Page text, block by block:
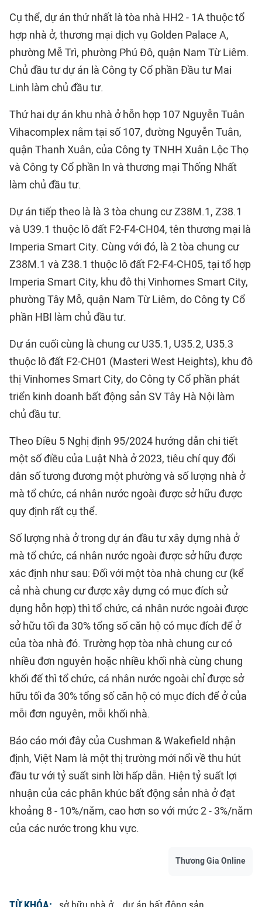
Cụ thể, dự án thứ nhất là tòa nhà HH2 - 1A thuộc tổ
hợp nhà ở, thương mại dịch vụ Golden Palace A,
phường Mễ Trì, phường Phú Đô, quận Nam Từ Liêm.
Chủ đầu tư dự án là Công ty Cổ phần Đầu tư Mai
Linh làm chủ đầu tư.
Thứ hai dự án khu nhà ở hỗn hợp 107 Nguyễn Tuân
Vihacomplex nằm tại số 107, đường Nguyễn Tuân,
quận Thanh Xuân, của Công ty TNHH Xuân Lộc Thọ
và Công ty Cổ phần In và thương mại Thống Nhất
làm chủ đầu tư.
Dự án tiếp theo là là 3 tòa chung cư Z38M.1, Z38.1
và U39.1 thuộc lô đất F2-F4-CH04, tên thương mại là
Imperia Smart City. Cùng với đó, là 2 tòa chung cư
Z38M.1 và Z38.1 thuộc lô đất F2-F4-CH05, tại tổ hợp
Imperia Smart City, khu đô thị Vinhomes Smart City,
phường Tây Mỗ, quận Nam Từ Liêm, do Công ty Cổ
phần HBI làm chủ đầu tư.
Dự án cuối cùng là chung cư U35.1, U35.2, U35.3
thuộc lô đất F2-CH01 (Masteri West Heights), khu đô
thị Vinhomes Smart City, do Công ty Cổ phần phát
triển kinh doanh bất động sản SV Tây Hà Nội làm
chủ đầu tư.
Theo Điều 5 Nghị định 95/2024 hướng dẫn chi tiết
một số điều của Luật Nhà ở 2023, tiêu chí quy đổi
dân số tương đương một phường và số lượng nhà ở
mà tổ chức, cá nhân nước ngoài được sở hữu được
quy định rất cụ thể.
Số lượng nhà ở trong dự án đầu tư xây dựng nhà ở
mà tổ chức, cá nhân nước ngoài được sở hữu được
xác định như sau: Đối với một tòa nhà chung cư (kể
cả nhà chung cư được xây dựng có mục đích sử
dụng hỗn hợp) thì tổ chức, cá nhân nước ngoài được
sở hữu tối đa 30% tổng số căn hộ có mục đích để ở
của tòa nhà đó. Trường hợp tòa nhà chung cư có
nhiều đơn nguyên hoặc nhiều khối nhà cùng chung
khối đế thì tổ chức, cá nhân nước ngoài chỉ được sở
hữu tối đa 30% tổng số căn hộ có mục đích để ở của
mỗi đơn nguyên, mỗi khối nhà.
Báo cáo mới đây của Cushman & Wakefield nhận
định, Việt Nam là một thị trường mới nổi về thu hút
đầu tư với tỷ suất sinh lời hấp dẫn. Hiện tỷ suất lợi
nhuận của các phân khúc bất động sản nhà ở đạt
khoảng 8 - 10%/năm, cao hơn so với mức 2 - 3%/năm
của các nước trong khu vực.
Thương Gia Online